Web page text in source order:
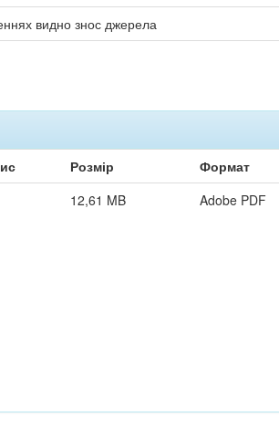
видно знос джерела
Розмір
Формат
12,61 MB Adobe PDF